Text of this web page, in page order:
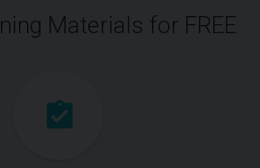
Materials for FREE